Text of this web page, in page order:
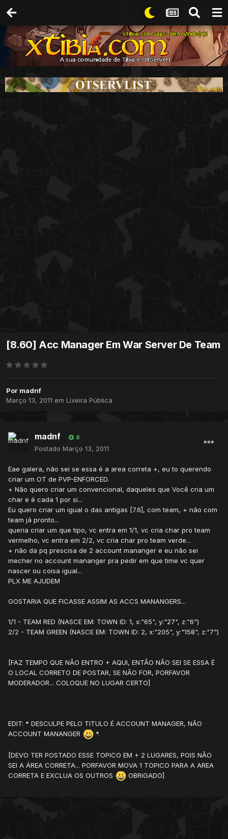
[8.60] Acc Manager Em War Server De Team
Por madnf
Março 13, 2011 em Lixeira Pública
madnf 8
Postado Março 13, 2011
Eae galera, não sei se essa é a area correta +, eu to querendo
criar um OT de PVP-ENFORCED.
+ Não quero criar um convencional, daqueles que Você cria um
char e é cada 1 por si...
Eu quero criar um igual o das antigas [7.6], com team, + não com
team já pronto...
queria criar um que tipo, vc entra em 1/1, vc cria char pro team
vermelho, vc entra em 2/2, vc cria char pro team verde...
+ não da pq prescisa de 2 account mananger e eu não sei
mecher no account mananger pra pedir em que time vc quer
nascer ou coisa igual...
PLX ME AJUDEM
GOSTARIA QUE FICASSE ASSIM AS ACCS MANANGERS...
1/1 - TEAM RED (NASCE EM: TOWN ID: 1, x:"65", y:"27", z:"6")
2/2 - TEAM GREEN (NASCE EM: TOWN ID: 2, x:"205", y:"158", z:"7")
[FAZ TEMPO QUE NÃO ENTRO + AQUI, ENTÃO NÃO SEI SE ESSA É
O LOCAL CORRETO DE POSTAR, SE NÃO FOR, PORFAVOR
MODERADOR... COLOQUE NO LUGAR CERTO]
EDIT: * DESCULPE PELO TITULO É ACCOUNT MANAGER, NÃO
ACCOUNT MANANGER
*.
[DEVO TER POSTADO ESSE TOPICO EM + 2 LUGARES, POIS NÃO
SEI A ÁREA CORRETA... PORFAVOR MOVA 1 TOPICO PARA A AREA
CORRETA E EXCLUA OS OUTROS
OBRIGADO]